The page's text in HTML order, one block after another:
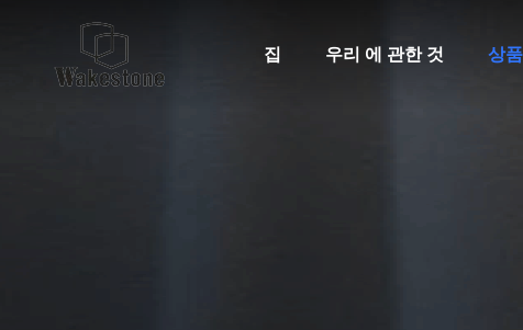
집 우리 에 관한 것 상품